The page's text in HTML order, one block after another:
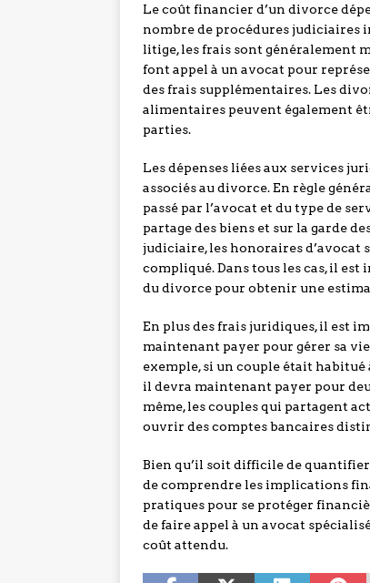
Le coût financier d’un divorce
nombre de procédures judiciaires
litige, les frais sont généralement
font appel à un avocat pour
des frais supplémentaires. Les
alimentaires peuvent également
parties.
Les dépenses liées aux services
associés au divorce. En règle
passé par l’avocat et du type de
partage des biens et sur la garde
judiciaire, les honoraires d’avocat
compliqué. Dans tous les cas, il
du divorce pour obtenir une
En plus des frais juridiques, il est
maintenant payer pour gérer sa
exemple, si un couple était
il devra maintenant payer pour
même, les couples qui partagent
ouvrir des comptes bancaires
Bien qu’il soit difficile de
de comprendre les implications
pratiques pour se protéger
de faire appel à un avocat
coût attendu.